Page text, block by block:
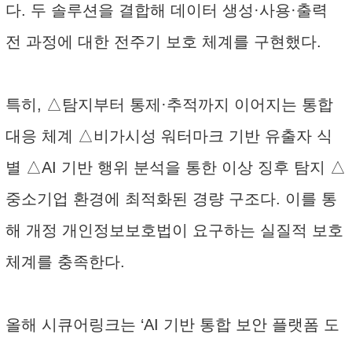
다. 두 솔루션을 결합해 데이터 생성·사용·출력
전 과정에 대한 전주기 보호 체계를 구현했다.
특히, △탐지부터 통제·추적까지 이어지는 통합
대응 체계 △비가시성 워터마크 기반 유출자 식
별 △AI 기반 행위 분석을 통한 이상 징후 탐지 △
중소기업 환경에 최적화된 경량 구조다. 이를 통
해 개정 개인정보보호법이 요구하는 실질적 보호
체계를 충족한다.
올해 시큐어링크는 ‘AI 기반 통합 보안 플랫폼 도